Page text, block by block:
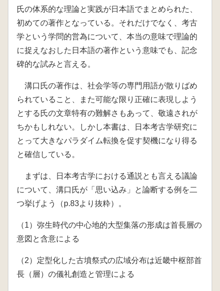
氏の体系的な理論と実践が日本語でまとめられた、
初めての著作となっている。それだけでなく、考古
学という学問的営為について、本当の意味で理論的
に捉えなおした日本語の著作という意味でも、記念
碑的な試みと言える。
溝口氏の著作は、社会学等の専門用語が散りばめ
られていること、また可能な限り正確に表現しよう
とする氏の文章特有の難解さもあって、敬遠されが
ちかもしれない。しかし本書は、日本考古学研究に
とって大きなパラダイム転換を促す契機になり得る
と確信している。
まずは、日本考古学における通説とも言える議論
について、溝口氏が「思い込み」と論断する例を二
つ挙げよう（p.83より抜粋）。
（1）弥生時代の中心地的大型集落の形成は首長層の
意図と含意による
（2）定型化した古墳祭式の広域分布は近畿中枢部首
長（層）の儀礼創造と管理による